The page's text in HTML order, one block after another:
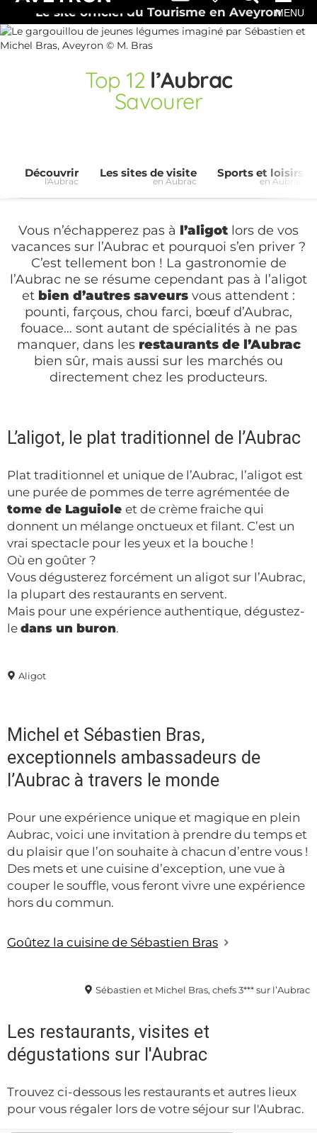
Le site officiel du Tourisme en AveyronMENU
Top12 l’Aubrac
Savourer
Découvrir
l'Aubrac
Les sites de visite
en Aubrac
Sports et loisirs
en Aubrac
Vous n’échapperez pas à l’aligot lors de vos
vacances sur l’Aubrac et pourquoi s’en priver ?
C’est tellement bon ! La gastronomie de
l’Aubrac ne se résume cependant pas à l’aligot
et bien d’autres saveurs vous attendent :
pounti, farçous, chou farci, bœuf d’Aubrac,
fouace… sont autant de spécialités à ne pas
manquer, dans les restaurants de l’Aubrac
bien sûr, mais aussi sur les marchés ou
directement chez les producteurs.
Aligot
L’aligot, le plat traditionnel de l’Aubrac
Plat traditionnel et unique de l’Aubrac, l’aligot est
une purée de pommes de terre agrémentée de
tome de Laguiole et de crème fraiche qui
donnent un mélange onctueux et filant. C’est un
vrai spectacle pour les yeux et la bouche !
Où en goûter ?
Vous dégusterez forcément un aligot sur l’Aubrac,
la plupart des restaurants en servent.
Mais pour une expérience authentique, dégustez-
le dans un buron.
Michel et Sébastien Bras,
exceptionnels ambassadeurs de
l’Aubrac à travers le monde
Pour une expérience unique et magique en plein
Aubrac, voici une invitation à prendre du temps et
du plaisir que l’on souhaite à chacun d’entre vous !
Des mets et une cuisine d’exception, une vue à
couper le souffle, vous feront vivre une expérience
hors du commun.
Goûtez la cuisine de Sébastien Bras
Sébastien et Michel Bras, chefs 3*** sur l’Aubrac
Les restaurants, visites et
dégustations sur l'Aubrac
Trouvez ci-dessous les restaurants et autres lieux
pour vous régaler lors de votre séjour sur l'Aubrac.